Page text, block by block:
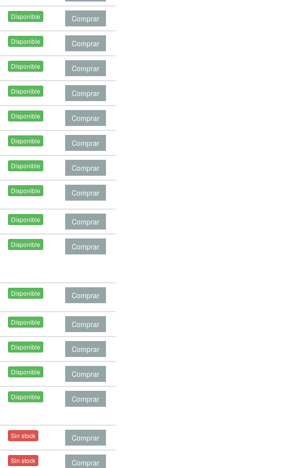
Disponible Comprar
Disponible Comprar
Disponible Comprar
Disponible Comprar
Disponible Comprar
Disponible Comprar
Disponible Comprar
Disponible Comprar
Disponible Comprar
Disponible Comprar
Disponible Comprar
Disponible Comprar
Disponible Comprar
Disponible Comprar
Disponible Comprar
Sin stock Comprar
Sin stock Comprar